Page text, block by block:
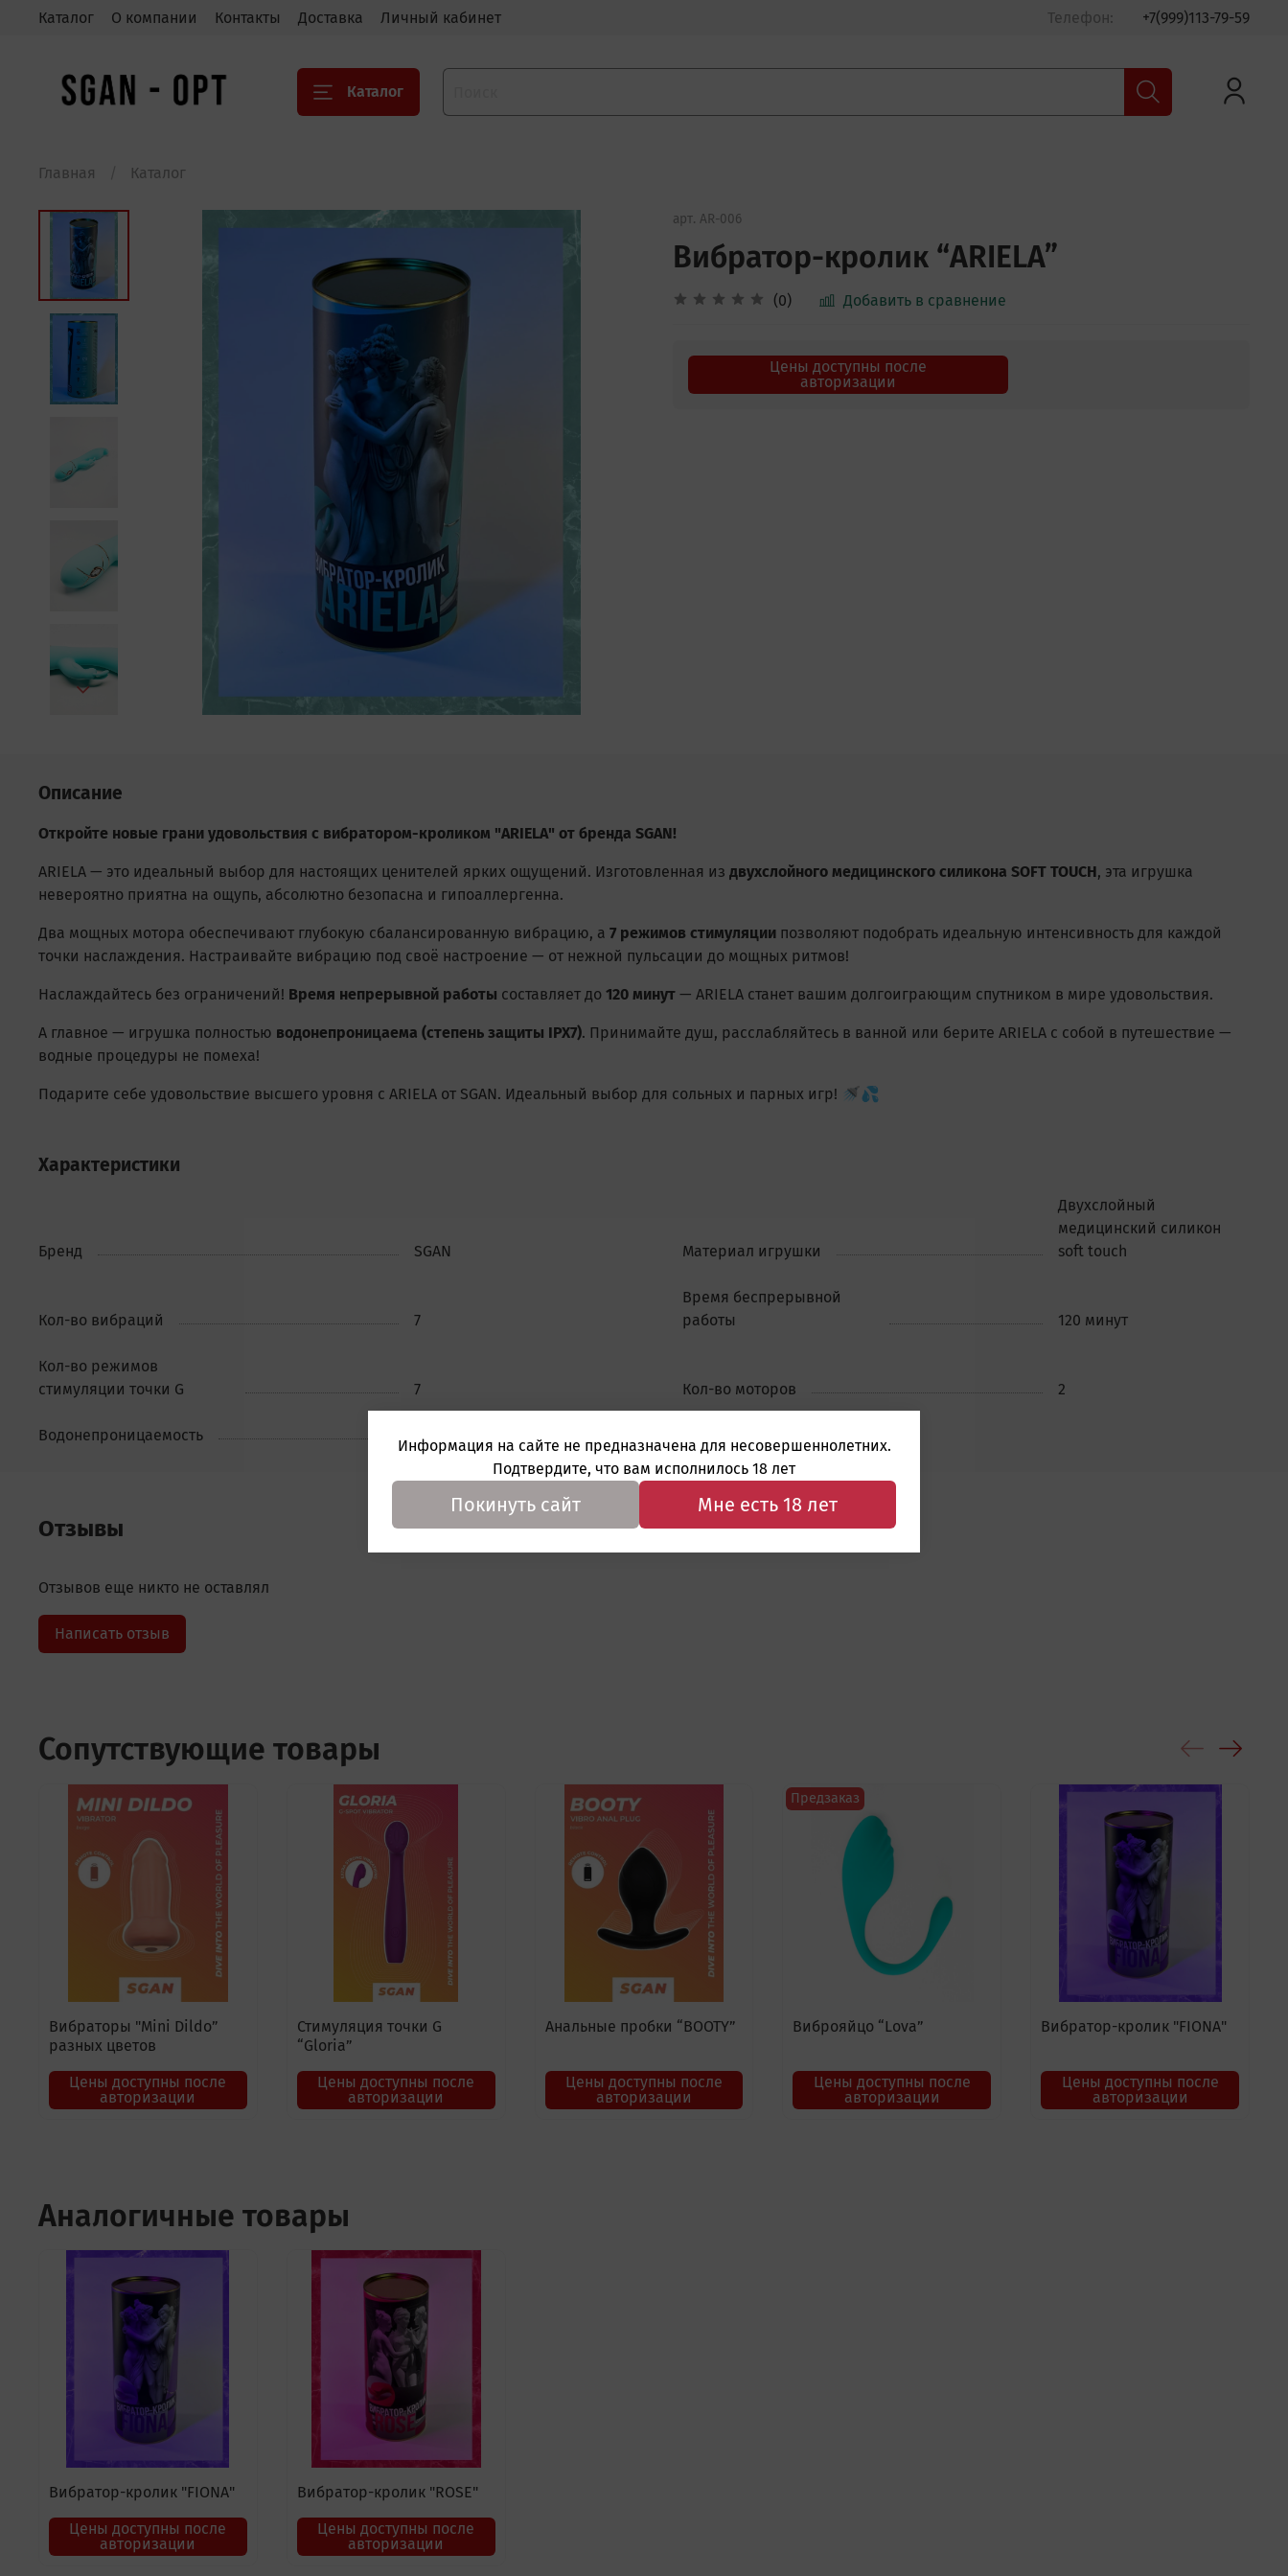
Каталог О компании Контакты Доставка Личный кабинет Телефон: +7(999)113-79-59
Каталог
Главная Каталог
арт. AR-006
Вибратор-кролик “ARIELA”
(0) Добавить в сравнение
Цены доступны после
авторизации
Описание
Откройте новые грани удовольствия с вибратором-кроликом "ARIELA" от бренда SGAN!
ARIELA — это идеальный выбор для настоящих ценителей ярких ощущений. Изготовленная из двухслойного медицинского силикона SOFT TOUCH, эта игрушка
невероятно приятна на ощупь, абсолютно безопасна и гипоаллергенна.
Два мощных мотора обеспечивают глубокую сбалансированную вибрацию, а 7 режимов стимуляции позволяют подобрать идеальную интенсивность для каждой
точки наслаждения. Настраивайте вибрацию под своё настроение — от нежной пульсации до мощных ритмов!
Наслаждайтесь без ограничений! Время непрерывной работы составляет до 120 минут — ARIELA станет вашим долгоиграющим спутником в мире удовольствия.
А главное — игрушка полностью водонепроницаема (степень защиты IPX7). Принимайте душ, расслабляйтесь в ванной или берите ARIELA с собой в путешествие —
водные процедуры не помеха!
Подарите себе удовольствие высшего уровня с ARIELA от SGAN. Идеальный выбор для сольных и парных игр! 🚿💦
Характеристики
Бренд SGAN Материал игрушки
Двухслойный
медицинский силикон
soft touch
Кол-во вибраций 7
Время беспрерывной
работы
120 минут
Кол-во режимов
стимуляции точки G
7 Кол-во моторов 2
Водонепроницаемость Есть
Отзывы
Отзывов еще никто не оставлял
Написать отзыв
Сопутствующие товары
Вибраторы "Mini Dildo”
разных цветов
Цены доступны после
авторизации
Стимуляция точки G
“Gloria”
Цены доступны после
авторизации
Анальные пробки “BOOTY”
Цены доступны после
авторизации
Предзаказ
Виброяйцо “Lova”
Цены доступны после
авторизации
Вибратор-кролик "FIONA"
Цены доступны после
авторизации
Аналогичные товары
Вибратор-кролик "FIONA"
Цены доступны после
авторизации
Вибратор-кролик "ROSE"
Цены доступны после
авторизации
Информация на сайте не предназначена для несовершеннолетних.
Подтвердите, что вам исполнилось 18 лет
Покинуть сайт Мне есть 18 лет